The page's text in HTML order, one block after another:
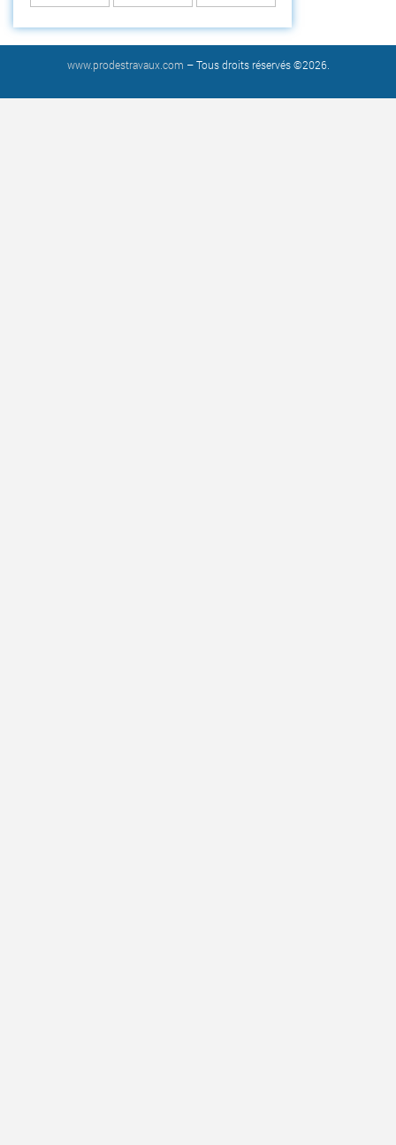
www.prodestravaux.com – Tous droits réservés ©2026.